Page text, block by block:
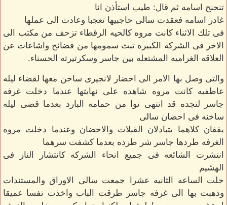
تنحنح اسامه ثم قال: طيب استأذن انا
غادر اسامه فعقدت سالى حاجبيها تعجبا وعادت الى عملها
فى تلك الاثناء كانت مروه كالحيه الرقطاء تزحف من مكتب الى
الاخر فى الشركه الكبيره تبث سمومها من فضائح واشاعات عن
العلاقه الغراميه المشتعله بين جاسر وسكرتيرته الحسناء.
والتى وصل بها الامر الى احضار لانجيرى ساخن معها لقضاء ليله
عاطفيه كانت مروه شاهده على نهايتها عندما دخلت غرفه
جاسر لتجده قد انتهى توا من حمامه البارد بعدما قضى ليله
ساخنه فى احضان سالى
يقفان كلاهما يتبادلان القبلات والاحضان وعندما دخلت مروه
الغرفه طردها جاسر شر طرده بعدما كشفت سرهما
انتشرت الشائعه فى جميع انحاء الشركه كانتشار النار فى
الهشيم
حلت الساعه الثانيه عشرا جمعت سالى الاوراق والمستندات
وذهبت بها الى غرفه جاسر طرقت الباب واخذت نفسا عميقا